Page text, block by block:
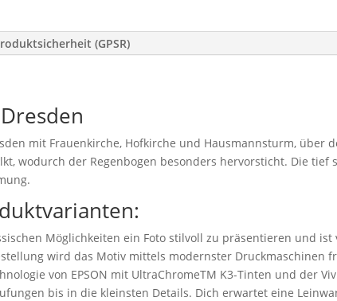
(GPSR)
mit Frauenkirche, Hofkirche und Hausmannsturm, über
wodurch der Regenbogen besonders hervorsticht. Die tief
Möglichkeiten ein Foto stilvoll zu präsentieren und
wird das Motiv mittels modernster Druckmaschinen
von EPSON mit UltraChromeTM K3-Tinten und der
bis in die kleinsten Details. Dich erwartet eine